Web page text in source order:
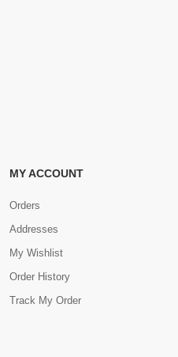
MY ACCOUNT
Orders
Addresses
My Wishlist
Order History
Track My Order